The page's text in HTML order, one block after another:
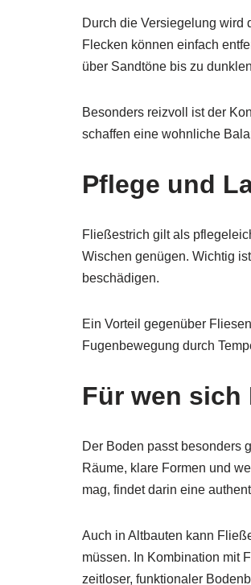
Durch die Versiegelung wird
Flecken können einfach
über Sandtöne bis zu
Besonders reizvoll ist der
schaffen eine wohnliche
Pflege und
Fließestrich gilt als
Wischen genügen. Wichtig
beschädigen.
Ein Vorteil gegenüber
Fugenbewegung durch
Für wen
Der Boden passt besonders
Räume, klare Formen und
mag, findet darin eine
Auch in Altbauten kann
müssen. In Kombination mit
zeitloser, funktionaler